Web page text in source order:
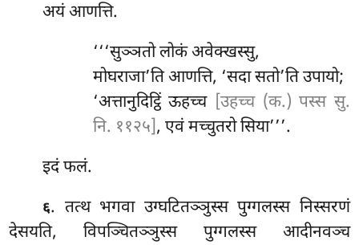
अयं आणत्ति.
‘‘‘सुञ्ञतो लोकं अवेक्खस्सु,
मोघराजा’ति आणत्ति, ‘सदा सतो’ति उपायो;
‘अत्तानुदिट्ठिं ऊहच्च [उहच्च (क.) पस्स सु.
नि. ११२५], एवं मच्चुतरो सिया’’’.
इदं फलं.
६. तत्थ भगवा उग्घटितञ्ञुस्स पुग्गलस्स निस्सरणं
देसयति, विपञ्चितञ्ञुस्स पुग्गलस्स आदीनवञ्च